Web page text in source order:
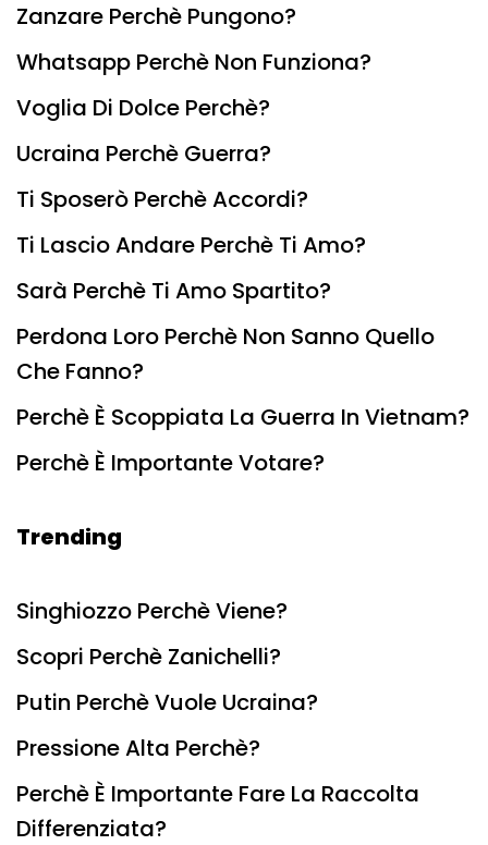
Zanzare Perchè Pungono?
Whatsapp Perchè Non Funziona?
Voglia Di Dolce Perchè?
Ucraina Perchè Guerra?
Ti Sposerò Perchè Accordi?
Ti Lascio Andare Perchè Ti Amo?
Sarà Perchè Ti Amo Spartito?
Perdona Loro Perchè Non Sanno Quello
Che Fanno?
Perchè È Scoppiata La Guerra In Vietnam?
Perchè È Importante Votare?
Trending
Singhiozzo Perchè Viene?
Scopri Perchè Zanichelli?
Putin Perchè Vuole Ucraina?
Pressione Alta Perchè?
Perchè È Importante Fare La Raccolta
Differenziata?